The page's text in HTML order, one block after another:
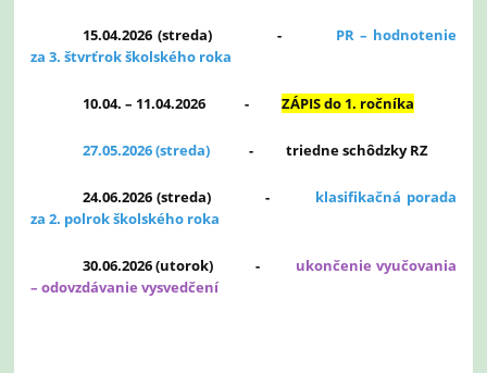
15.04.2026 (streda) -
PR – hodnotenie
za 3. štvrťrok školského roka
10.04. – 11.04.2026 - ZÁPIS do 1. ročníka
27.05.2026 (streda) - triedne schôdzky RZ
24.06.2026 (streda) -
klasifikačná porada
za 2. polrok školského roka
30.06.2026 (utorok) -
ukončenie vyučovania
– odovzdávanie vysvedčení